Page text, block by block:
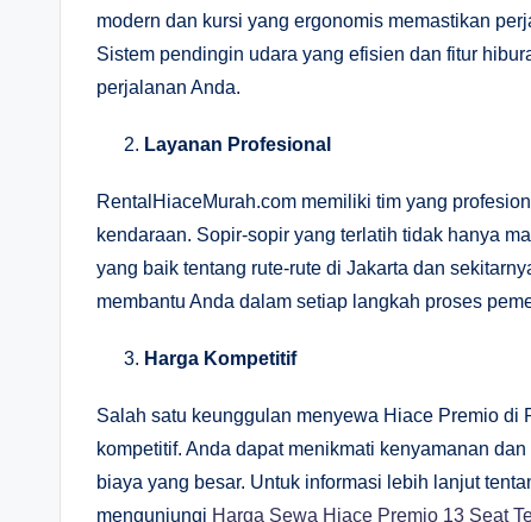
modern dan kursi yang ergonomis memastikan
Sistem pendingin udara yang efisien dan fitur
perjalanan Anda.
Layanan Profesional
RentalHiaceMurah.com memiliki tim yang
kendaraan. Sopir-sopir yang terlatih tidak hanya
yang baik tentang rute-rute di Jakarta dan
membantu Anda dalam setiap langkah proses
Harga Kompetitif
Salah satu keunggulan menyewa Hiace Premio
kompetitif. Anda dapat menikmati kenyamanan
biaya yang besar. Untuk informasi lebih lanjut
mengunjungi Harga Sewa Hiace Premio 13 Seat